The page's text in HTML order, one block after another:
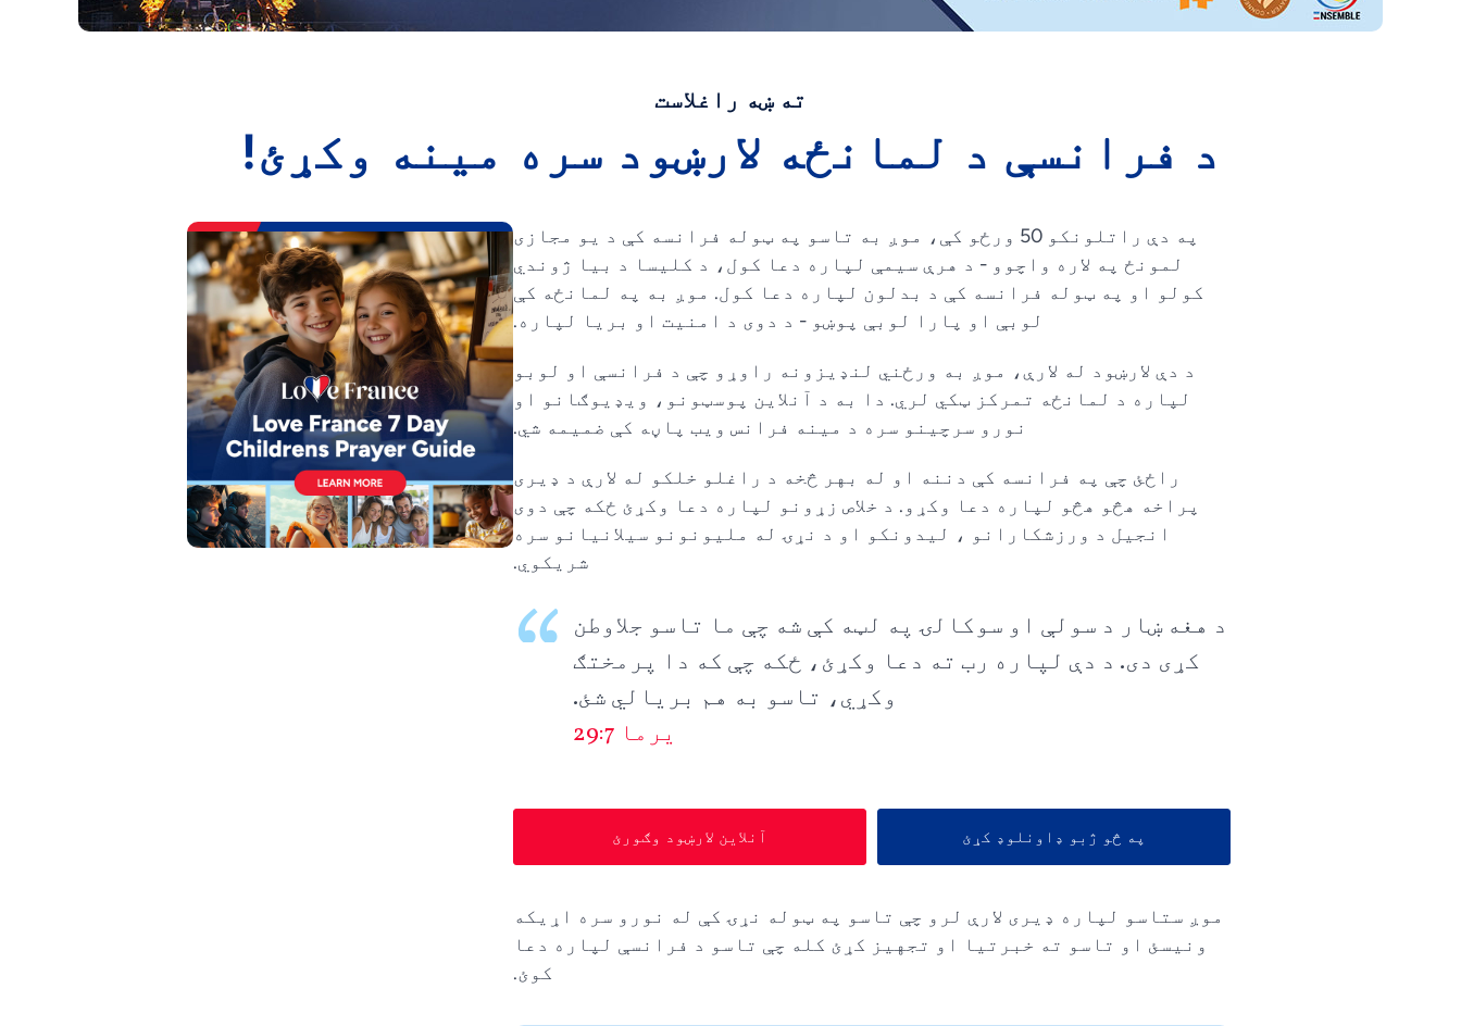
ته ښه راغلاست
د فرانسې د لمانځه لارښود سره مینه وکړئ!
په دې راتلونکو 50 ورځو کې، موږ به تاسو په ټوله فرانسه کې د یو مجازی
لمونځ په لاره واچوو - د هرې سیمې لپاره دعا کول، د کلیسا د بیا ژوندي
کولو او په ټوله فرانسه کې د بدلون لپاره دعا کول. موږ به په لمانځه کې
لوبې او پارا لوبې پوښو - د دوی د امنیت او بریا لپاره.
د دې لارښود له لارې، موږ به ورځني لنډیزونه راوړو چې د فرانسې او لوبو
لپاره د لمانځه تمرکز ټکي لري. دا به د آنلاین پوسټونو، ویډیوګانو او
نورو سرچینو سره د مینه فرانس ویب پاڼه کې ضمیمه شي.
راځئ چې په فرانسه کې دننه او له بهر څخه د راغلو خلکو له لارې د ډیری
پراخه هڅو هڅو لپاره دعا وکړو. د خلاص زړونو لپاره دعا وکړئ ځکه چې دوی
انجیل د ورزشکارانو ، لیدونکو او د نړۍ له ملیونونو سیلانیانو سره
شریکوي.
د هغه ښار د سولې او سوکالۍ په لټه کې شه چې ما تاسو جلاوطن
کړی دی. د دې لپاره رب ته دعا وکړئ، ځکه چې که دا پرمختګ
وکړي، تاسو به هم بریالي شئ.
يرما 29:7
په څو ژبو ډاونلوډ کړئ آنلاین لارښود وګورئ
موږ ستاسو لپاره ډیری لارې لرو چې تاسو په ټوله نړۍ کې له نورو سره اړیکه
ونیسئ او تاسو ته خبرتیا او تجهیز کړئ کله چې تاسو د فرانسې لپاره دعا
کوئ.